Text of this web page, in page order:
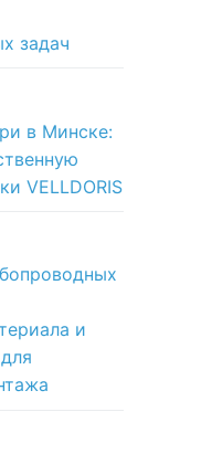
задач
в Минске:
VELLDORIS
и